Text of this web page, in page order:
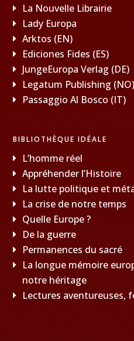
La Nouvelle Librairie
Lady Europa
Arktos (EN)
Ediciones Fides (ES)
JungeEuropa Verlag (DE)
Legatum Publishing (NO)
Passaggio Al Bosco (IT)
BIBLIOTHÈQUE IDÉALE
L’homme réel
Appréhender l’Histoire
La lutte politique et
La crise de notre temps
Quelle Europe ?
De la guerre
Permanences du sacré
La longue mémoire
notre héritage
Lectures aventureuses,